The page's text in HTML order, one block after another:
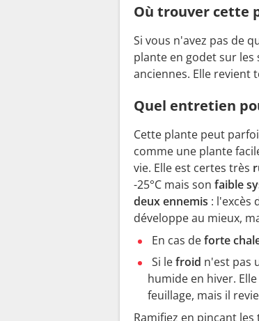
Où trouver cette
Si vous n'avez pas de
plante en godet sur
anciennes. Elle revient
Quel entretien
Cette plante peut
comme une plante
vie. Elle est certes très
-25°C mais son faible
deux ennemis : l'excès
développe au mieux,
En cas deforte
Si lefroid n'est pas
humide en hiver.
feuillage, mais il
Ramifiez en pinçant